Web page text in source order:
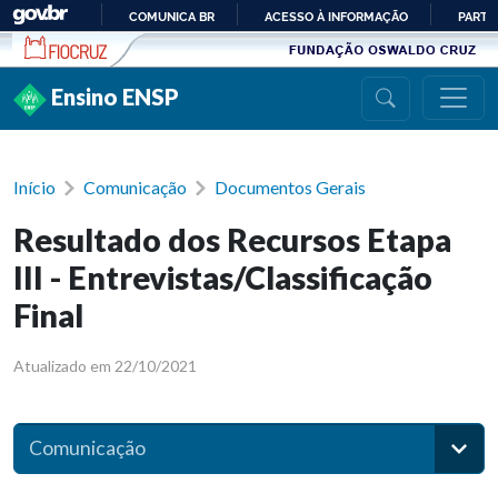
Ir para conteúdo
PARA
COMUNICA BR ACESSO À INFORMAÇÃO
Ensino ENSP
Início Comunicação Documentos Gerais
Resultado dos Recursos Etapa
III - Entrevistas/Classificação
Final
Atualizado em 22/10/2021
Comunicação